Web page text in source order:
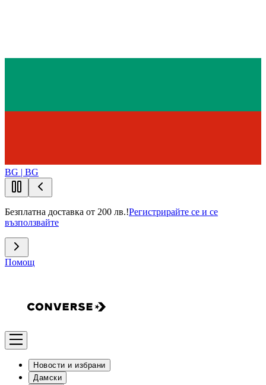
BG | BG
Безплатна доставка от 200 лв.!Регистрирайте се и се
възползвайте
Помощ
Новости и избрани
Дамски